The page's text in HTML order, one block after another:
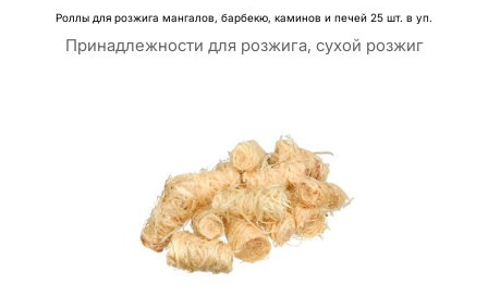
Роллы для розжига мангалов, барбекю, каминов и печей 25 шт. в уп.
Принадлежности для розжига, сухой розжиг